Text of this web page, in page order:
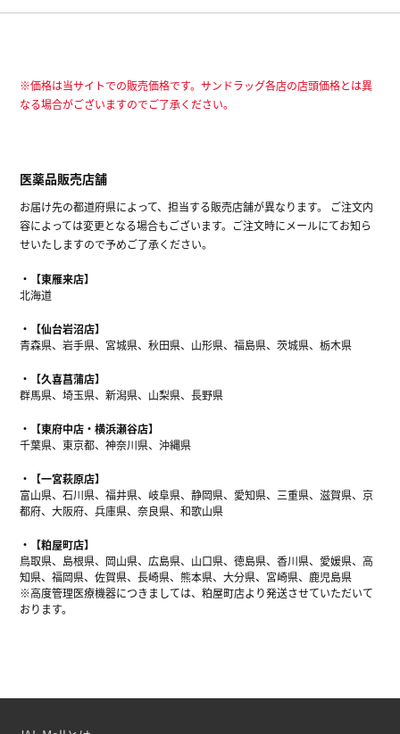
※価格は当サイトでの販売価格です。サンドラッグ各店の店頭価格とは異
なる場合がございますのでご了承ください。
医薬品販売店舗
お届け先の都道府県によって、担当する販売店舗が異なります。 ご注文内
容によっては変更となる場合もございます。ご注文時にメールにてお知ら
せいたしますので予めご了承ください。
【東雁来店】
北海道
【仙台岩沼店】
青森県、岩手県、宮城県、秋田県、山形県、福島県、茨城県、栃木県
【久喜菖蒲店】
群馬県、埼玉県、新潟県、山梨県、長野県
【東府中店・横浜瀬谷店】
千葉県、東京都、神奈川県、沖縄県
【一宮萩原店】
富山県、石川県、福井県、岐阜県、静岡県、愛知県、三重県、滋賀県、京
都府、大阪府、兵庫県、奈良県、和歌山県
【粕屋町店】
鳥取県、島根県、岡山県、広島県、山口県、徳島県、香川県、愛媛県、高
知県、福岡県、佐賀県、長崎県、熊本県、大分県、宮崎県、鹿児島県
※高度管理医療機器につきましては、粕屋町店より発送させていただいて
おります。